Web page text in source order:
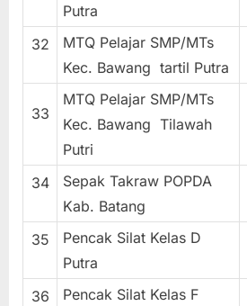
Putra
32
MTQ Pelajar SMP/MTs
Kec. Bawang tartil Putra
33
MTQ Pelajar SMP/MTs
Kec. Bawang Tilawah
Putri
34
Sepak Takraw POPDA
Kab. Batang
35
Pencak Silat Kelas D
Putra
36
Pencak Silat Kelas F